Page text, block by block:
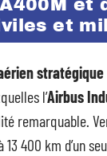
et
et
stratégique
l’Airbus
remarquable.
13 400 km d’un